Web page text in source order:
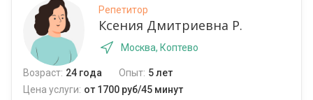
Репетитор
Ксения Дмитриевна Р.
Москва, Коптево
Возраст: 24 года Опыт: 5 лет
Цена услуги: от 1700 руб/45 минут